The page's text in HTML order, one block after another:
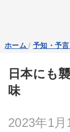
ホーム / 予知・予言
日本にも
味
2023年1月